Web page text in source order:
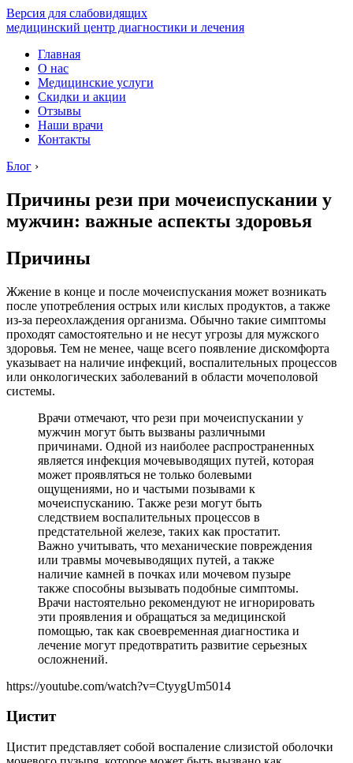
Версия для слабовидящих
медицинский центр диагностики и лечения
Главная
О нас
Медицинские услуги
Скидки и акции
Отзывы
Наши врачи
Контакты
Блог ›
Причины рези при мочеиспускании у
мужчин: важные аспекты здоровья
Причины
Жжение в конце и после мочеиспускания может возникать
после употребления острых или кислых продуктов, а также
из-за переохлаждения организма. Обычно такие симптомы
проходят самостоятельно и не несут угрозы для мужского
здоровья. Тем не менее, чаще всего появление дискомфорта
указывает на наличие инфекций, воспалительных процессов
или онкологических заболеваний в области мочеполовой
системы.
Врачи отмечают, что рези при мочеиспускании у
мужчин могут быть вызваны различными
причинами. Одной из наиболее распространенных
является инфекция мочевыводящих путей, которая
может проявляться не только болевыми
ощущениями, но и частыми позывами к
мочеиспусканию. Также рези могут быть
следствием воспалительных процессов в
предстательной железе, таких как простатит.
Важно учитывать, что механические повреждения
или травмы мочевыводящих путей, а также
наличие камней в почках или мочевом пузыре
также способны вызывать подобные симптомы.
Врачи настоятельно рекомендуют не игнорировать
эти проявления и обращаться за медицинской
помощью, так как своевременная диагностика и
лечение могут предотвратить развитие серьезных
осложнений.
https://youtube.com/watch?v=CtyygUm5014
Цистит
Цистит представляет собой воспаление слизистой оболочки